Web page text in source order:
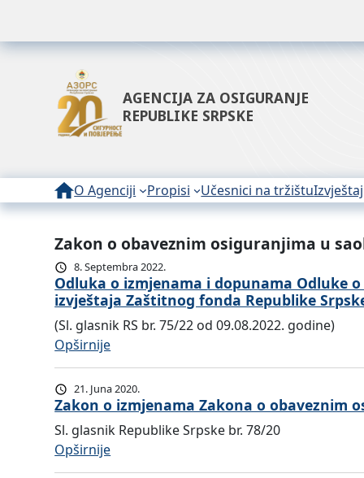
AGENCIJA ZA OSIGURANJE
REPUBLIKE SRPSKE
O Agenciji Propisi Učesnici na tržištu
Zakon o obaveznim osiguranjima u
8. Septembra 2022.
Odluka o izmjenama i dopunama Odluke
izvještaja Zaštitnog fonda Republike
(Sl. glasnik RS br. 75/22 od 09.08.2022. godine)
Opširnije:
O
d
l
u
a
21. Juna 2020.
Zakon o izmjenama Zakona o obaveznim
Sl. glasnik Republike Srpske br. 78/20
Opširnije:
Z